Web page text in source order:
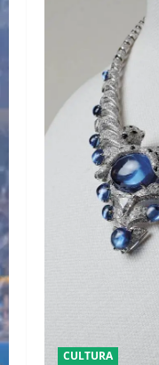
CULTURA